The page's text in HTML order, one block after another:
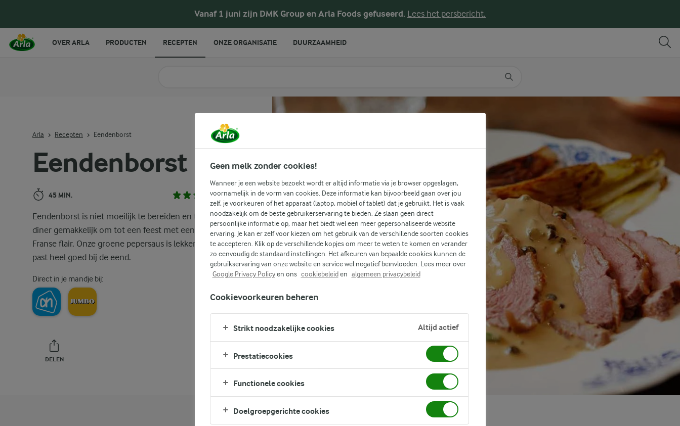
Vanaf 1 juni zijn DMK Group en Arla Foods gefuseerd. Lees het persbericht.
Eendenborst
45 MIN. (1)
Eendenborst is niet moeilijk te bereiden en tovert je
diner gemakkelijk om tot een feest met een verfijnde
Franse flair. Onze groene pepersaus is lekker, peperig en
past heel goed bij de eend.
Direct in je mandje bij:
DELEN PRINT
Arla Recepten Eendenborst
OVER ARLA PRODUCTEN RECEPTEN ONZE ORGANISATIE DUURZAAMHEID
Geen melk zonder cookies!
Wanneer je een website bezoekt wordt er altijd informatie via je browser opgeslagen,
voornamelijk in de vorm van cookies. Deze informatie kan bijvoorbeeld gaan over jou
zelf, je voorkeuren of het apparaat (laptop, mobiel of tablet) dat je gebruikt. Het is vaak
noodzakelijk om de beste gebruikerservaring te bieden. Ze slaan geen direct
persoonlijke informatie op, maar het biedt wel een meer gepersonaliseerde website
ervaring. Je kan er zelf voor kiezen om het gebruik van de verschillende soorten cookies
te accepteren. Klik op de verschillende kopjes om meer te weten te komen en verander
zo eenvoudig de standaard instellingen. Het afkeuren van bepaalde cookies kunnen de
gebruikservaring van onze website en service wel negatief beïnvloeden. Lees meer over
Google Privacy Policyen ons cookiebeleiden algemeen privacybeleid
Cookievoorkeuren beheren
Strikt noodzakelijke cookies Altijd actief
Prestatiecookies
Functionele cookies
Doelgroepgerichte cookies